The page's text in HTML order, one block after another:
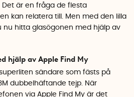
Det är en fråga de flesta
kan relatera till. Men med den lilla
nu hitta glasögonen med hjälp av
hjälp av Apple Find My
sändare som fästs på
dubbelhäftande tejp. När
via Apple Find My är det